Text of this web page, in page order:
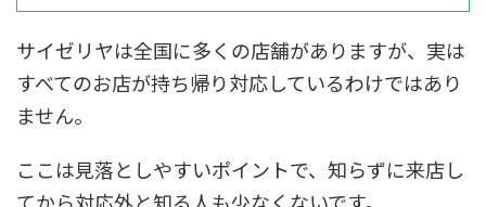
サイゼリヤは全国に多くの店舗がありますが、実は
すべてのお店が持ち帰り対応しているわけではあり
ません。
ここは見落としやすいポイントで、知らずに来店し
てから対応外と知る人も少なくないです。